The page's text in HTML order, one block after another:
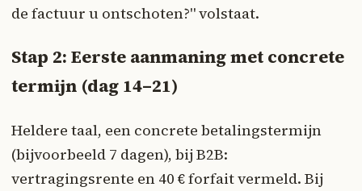
de factuur u ontschoten?" volstaat.
Stap 2: Eerste aanmaning met concrete
termijn (dag 14–21)
Heldere taal, een concrete betalingstermijn
(bijvoorbeeld 7 dagen), bij B2B:
vertragingsrente en 40 € forfait vermeld. Bij